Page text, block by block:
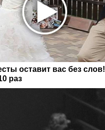
оставит вас без слов!
раз